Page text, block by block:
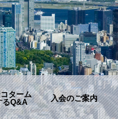
ターム
るQ&A
入会のご案内